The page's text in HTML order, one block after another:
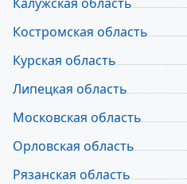
Костромская область
Курская область
Липецкая область
Московская область
Орловская область
Рязанская область